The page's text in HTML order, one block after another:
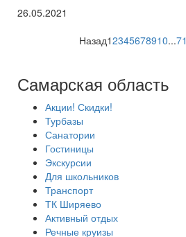
26.05.2021
Назад12345678910...71
Самарская область
Акции! Скидки!
Турбазы
Санатории
Гостиницы
Экскурсии
Для школьников
Транспорт
ТК Ширяево
Активный отдых
Речные круизы